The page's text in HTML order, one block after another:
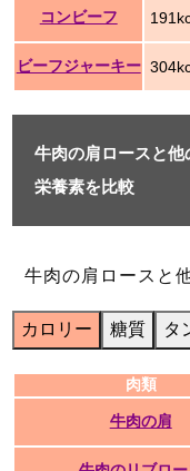
コンビーフ
ビーフジャーキー
牛肉の肩ロースと
栄養素を比較
牛肉の肩ロースと
カロリー 糖質 タ
肉類
牛肉の肩